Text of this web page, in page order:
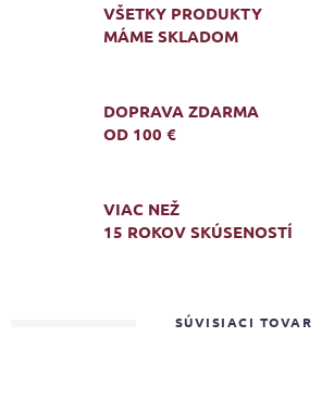
VŠETKY PRODUKTY
MÁME SKLADOM
DOPRAVA ZDARMA
OD 100 €
VIAC NEŽ
15 ROKOV SKÚSENOSTÍ
SÚVISIACI TOVAR